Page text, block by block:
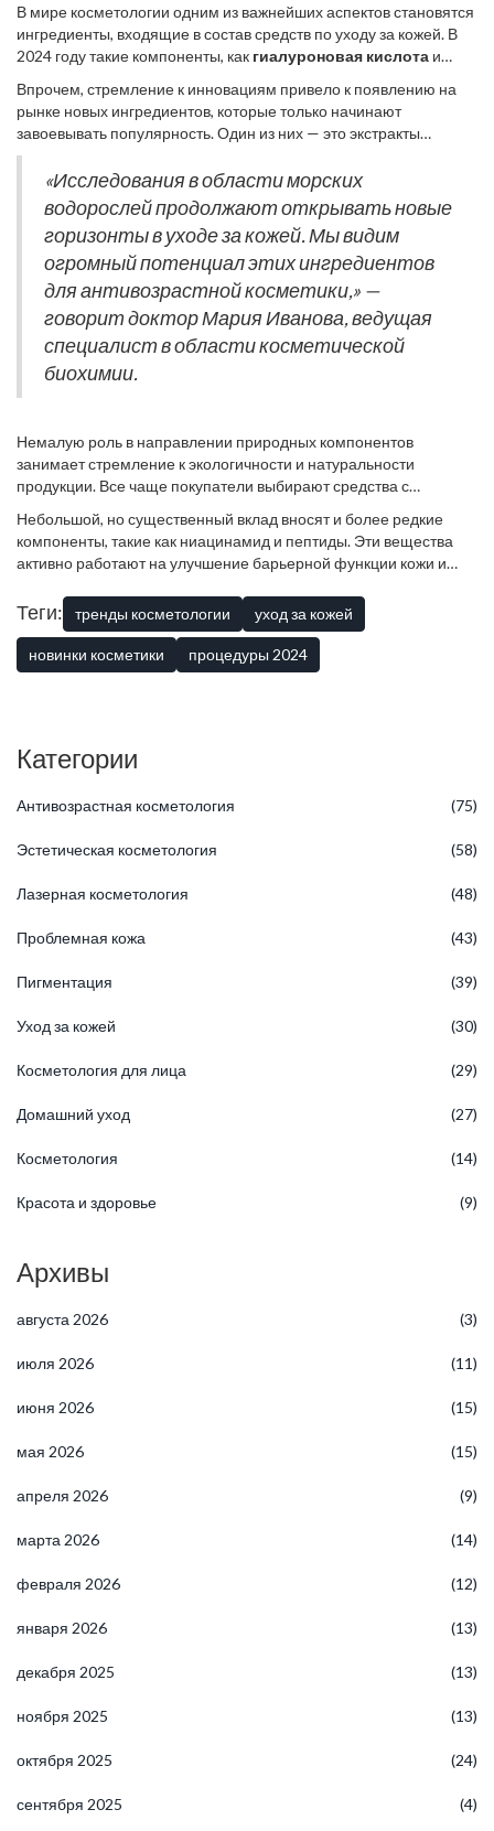
В мире косметологии одним из важнейших аспектов становятся
ингредиенты, входящие в состав средств по уходу за кожей. В
2024 году такие компоненты, как гиалуроновая кислота и
вещества многие годы известны своими мощными
увлажняющими и антивозрастными свойствами, и сегодня они
присутствуют практически в каждом уважающем себя бренде
создавая ощущение свежести и увлажненности на протяжении
целого дня. В свою очередь, ретинол способствует обновлению
клеток и выравниванию тона кожи, замедляя проявления
возрастных изменений.
Впрочем, стремление к инновациям привело к появлению на
рынке новых ингредиентов, которые только начинают
завоевывать популярность. Один из них — это экстракты
морских водорослей. Эти компоненты богаты минералами и
аминокислотами, что делает их идеальным выбором для
противодействия стрессу и усталости кожи — частым спутникам
жителей мегаполисов. Исследования показали, что такие
экстракты способны улучшать эластичность и даже защищать
от воздействия УФ-лучей.
«Исследования в области морских
водорослей продолжают открывать новые
горизонты в уходе за кожей. Мы видим
огромный потенциал этих ингредиентов
для антивозрастной косметики,» —
говорит доктор Мария Иванова, ведущая
специалист в области косметической
биохимии.
Немалую роль в направлении природных компонентов
занимает стремление к экологичности и натуральности
продукции. Все чаще покупатели выбирают средства с
натуральной основой. Такие ингредиенты, как масло
виноградных косточек или экстракт зеленого чая, находят
широкое применение в косметических линиях, направленных
на улучшение текстуры и внешнего вида кожи. Масло
виноградных косточек обладает мощным антиоксидантным
эффектом, способствующим защите клеток от окислительного
стресса, а экстракт зеленого чая помогает в борьбе с
Небольшой, но существенный вклад вносят и более редкие
компоненты, такие как ниацинамид и пептиды. Эти вещества
активно работают на улучшение барьерной функции кожи и
упругость и гладкость. Ниацинамид также активно участвует в
регуляции выработки себума, что делает его незаменимым
компонентом для склонной к жирности кожи.
продукты, содержащие пептиды, часто рекомендуются для
Теги: тренды косметологии уход за кожей
новинки косметики процедуры 2024
Категории
Антивозрастная косметология (75)
Эстетическая косметология (58)
Лазерная косметология (48)
Проблемная кожа (43)
Пигментация (39)
Уход за кожей (30)
Косметология для лица (29)
Домашний уход (27)
Косметология (14)
Красота и здоровье (9)
Архивы
августа 2026 (3)
июля 2026 (11)
июня 2026 (15)
мая 2026 (15)
апреля 2026 (9)
марта 2026 (14)
февраля 2026 (12)
января 2026 (13)
декабря 2025 (13)
ноября 2025 (13)
октября 2025 (24)
сентября 2025 (4)